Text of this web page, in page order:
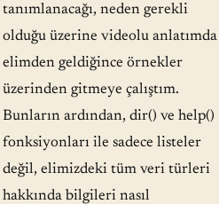
tanımlanacağı, neden gerekli
olduğu üzerine videolu anlatımda
elimden geldiğince örnekler
üzerinden gitmeye çalıştım.
Bunların ardından, dir() ve help()
fonksiyonları ile sadece listeler
değil, elimizdeki tüm veri türleri
hakkında bilgileri nasıl